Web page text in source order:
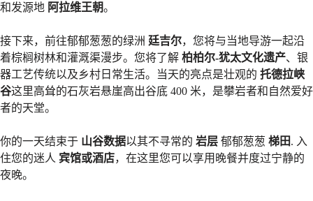
和发源地 阿拉维王朝。
接下来，前往郁郁葱葱的绿洲 廷吉尔，您将与当地导游一起沿
着棕榈树林和灌溉渠漫步。您将了解 柏柏尔-犹太文化遗产、银
器工艺传统以及乡村日常生活。当天的亮点是壮观的 托德拉峡
谷这里高耸的石灰岩悬崖高出谷底 400 米，是攀岩者和自然爱好
者的天堂。
你的一天结束于 山谷数据以其不寻常的 岩层 郁郁葱葱 梯田. 入
住您的迷人 宾馆或酒店，在这里您可以享用晚餐并度过宁静的
夜晚。